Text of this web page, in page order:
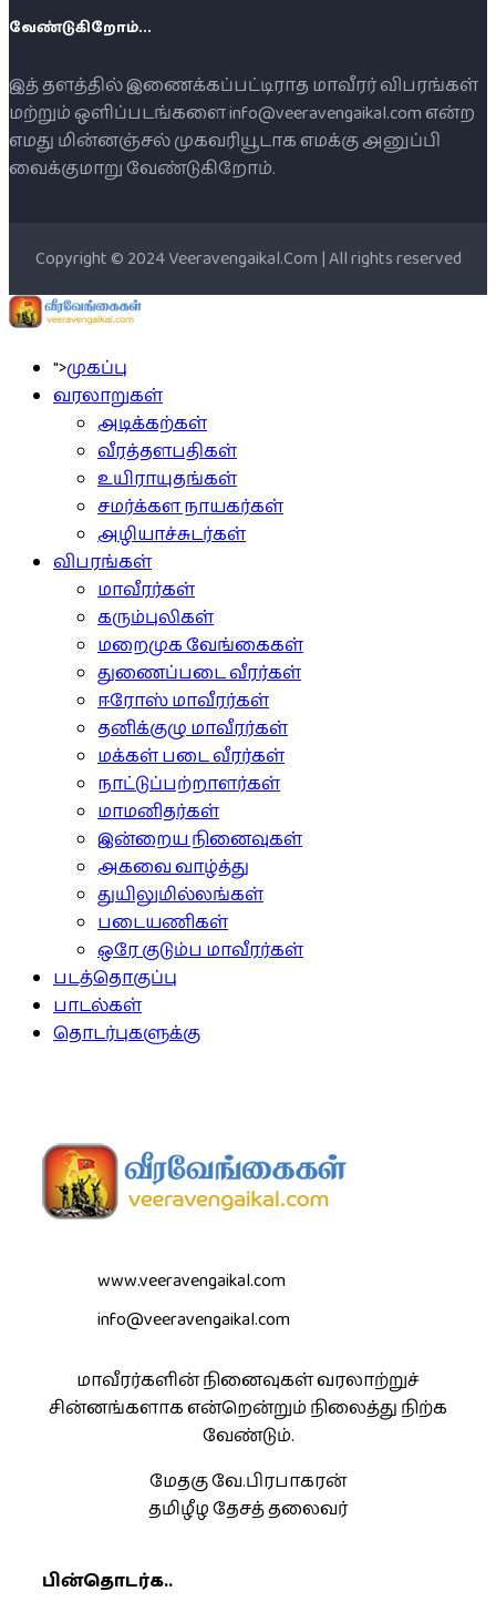
வேண்டுகிறோம்...
இத் தளத்தில் இணைக்கப்பட்டிராத மாவீரர் விபரங்கள்
மற்றும் ஒளிப்படங்களை info@veeravengaikal.com என்ற
எமது மின்னஞ்சல் முகவரியூடாக எமக்கு அனுப்பி
வைக்குமாறு வேண்டுகிறோம்.
Copyright © 2024 Veeravengaikal.Com | All rights reserved
">முகப்பு
வரலாறுகள்
அடிக்கற்கள்
வீரத்தளபதிகள்
உயிராயுதங்கள்
சமர்க்கள நாயகர்கள்
அழியாச்சுடர்கள்
விபரங்கள்
மாவீரர்கள்
கரும்புலிகள்
மறைமுக வேங்கைகள்
துணைப்படை வீரர்கள்
ஈரோஸ் மாவீரர்கள்
தனிக்குழு மாவீரர்கள்
மக்கள் படை வீரர்கள்
நாட்டுப்பற்றாளர்கள்
மாமனிதர்கள்
இன்றைய நினைவுகள்
அகவை வாழ்த்து
துயிலுமில்லங்கள்
படையணிகள்
ஒரே குடும்ப மாவீரர்கள்
படத்தொகுப்பு
பாடல்கள்
தொடர்புகளுக்கு
www.veeravengaikal.com
info@veeravengaikal.com
மாவீரர்களின் நினைவுகள் வரலாற்றுச்
சின்னங்களாக என்றென்றும் நிலைத்து நிற்க
வேண்டும்.
மேதகு வே.பிரபாகரன்
தமிழீழ தேசத் தலைவர்
பின்தொடர்க..